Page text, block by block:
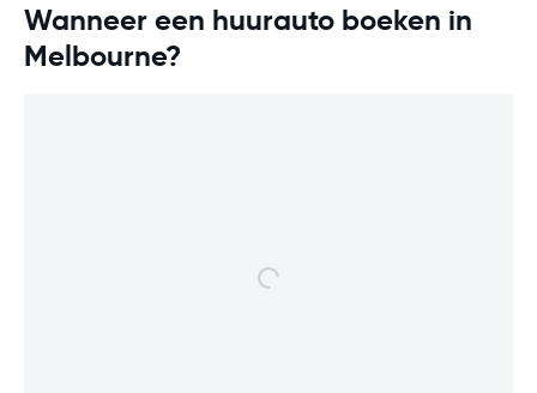
Wanneer een huurauto boeken in
Melbourne?